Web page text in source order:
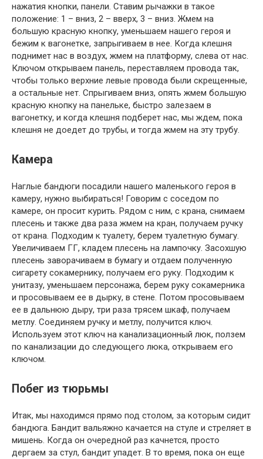
нажатия кнопки, панели. Ставим рычажки в такое
положение: 1 – вниз, 2 – вверх, 3 – вниз. Жмем на
большую красную кнопку, уменьшаем нашего героя и
бежим к вагонетке, запрыгиваем в нее. Когда клешня
поднимет нас в воздух, жмем на платформу, слева от нас.
Ключом открываем панель, переставляем провода так,
чтобы только верхние левые провода были скрещенные,
а остальные нет. Спрыгиваем вниз, опять жмем большую
красную кнопку на панельке, быстро залезаем в
вагонетку, и когда клешня подберет нас, мы ждем, пока
клешня не доедет до трубы, и тогда жмем на эту трубу.
Камера
Наглые бандюги посадили нашего маленького героя в
камеру, нужно выбираться! Говорим с соседом по
камере, он просит курить. Рядом с ним, с крана, снимаем
плесень и также два раза жмем на кран, получаем ручку
от крана. Подходим к туалету, берем туалетную бумагу.
Увеличиваем ГГ, кладем плесень на лампочку. Засохшую
плесень заворачиваем в бумагу и отдаем полученную
сигарету сокамернику, получаем его руку. Подходим к
унитазу, уменьшаем персонажа, берем руку сокамерника
и просовываем ее в дырку, в стене. Потом просовываем
ее в дальнюю дыру, три раза трясем шкаф, получаем
метлу. Соединяем ручку и метлу, получится ключ.
Используем этот ключ на канализационный люк, ползем
по канализации до следующего люка, открываем его
ключом.
Побег из тюрьмы
Итак, мы находимся прямо под столом, за которым сидит
бандюга. Бандит вальяжно качается на стуле и стреляет в
мишень. Когда он очередной раз качнется, просто
дергаем за стул, бандит упадет. В то время, пока он еще